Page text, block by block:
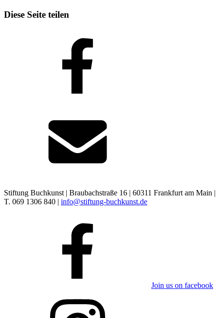
Diese Seite teilen
Stiftung Buchkunst | Braubachstraße 16 | 60311 Frankfurt am Main |
T. 069 1306 840 | info@stiftung-buchkunst.de
Join us on facebook